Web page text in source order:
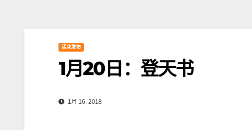
活动发布
1月20日：登天书
1月 16, 2018